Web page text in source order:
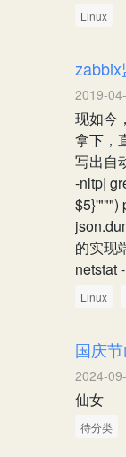
Linux
2019-
现如今
拿下，
写出自
-nltp|
$5}'""")
的实现
netstat
Linux
国庆
2024-
仙女
待分类